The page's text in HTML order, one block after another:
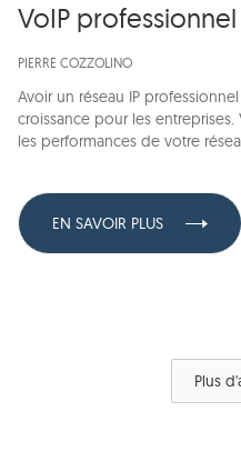
VoIP professionnel
PIERRE COZZOLINO
Avoir un réseau IP
croissance pour les
les performances de votre
EN SAVOIR PLUS
Plus